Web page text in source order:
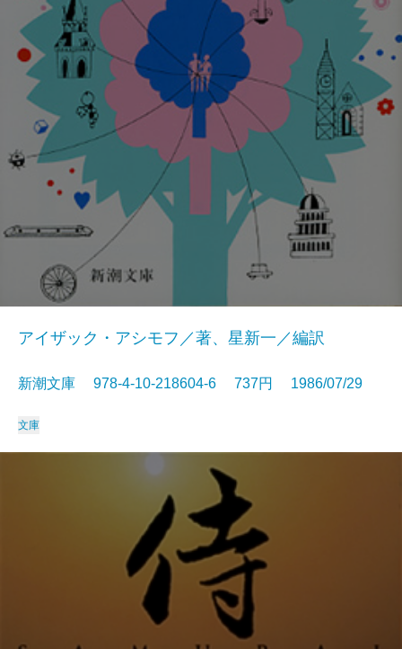
アイザック・アシモフ／著、星新一／編訳
新潮文庫 978-4-10-218604-6 737円 1986/07/29
文庫